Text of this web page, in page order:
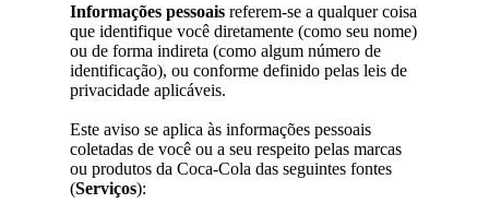
Informações pessoais referem-se a qualquer coisa
que identifique você diretamente (como seu nome)
ou de forma indireta (como algum número de
identificação), ou conforme definido pelas leis de
privacidade aplicáveis.
Este aviso se aplica às informações pessoais
coletadas de você ou a seu respeito pelas marcas
ou produtos da Coca-Cola das seguintes fontes
(Serviços):